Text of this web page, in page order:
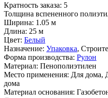
Кратность заказа: 5
Толщина вспененного
Ширина: 1.05 м
Длина: 25 м
Цвет: Белый
Назначение: Упаковка,
Форма производства: Рулон
Материал: Пенополиэтилен
Место применения: Для дома,
дома
Материал основания: